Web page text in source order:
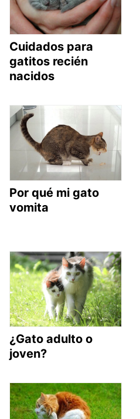
Cuidados para
gatitos recién
nacidos
Por qué mi gato
vomita
¿Gato adulto o
joven?